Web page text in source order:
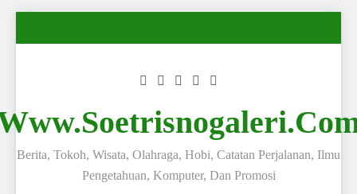
Berita, Tokoh, Wisata, Olahraga, Hobi, Catatan Perjalanan, Ilmu
Pengetahuan, Komputer, Dan Promosi